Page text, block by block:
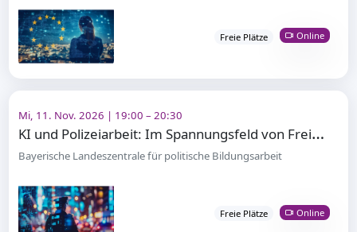
Freie Plätze Online
Mi, 11. Nov. 2026 | 19:00 – 20:30
K
I und Polizeiarbeit: Im Spannungsfeld von Freiheit und Sicherheit
Bayerische Landeszentrale für politische Bildungsarbeit
Freie Plätze Online